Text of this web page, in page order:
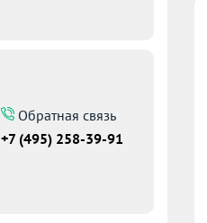
Обратная связь
+7 (495) 258-39-91